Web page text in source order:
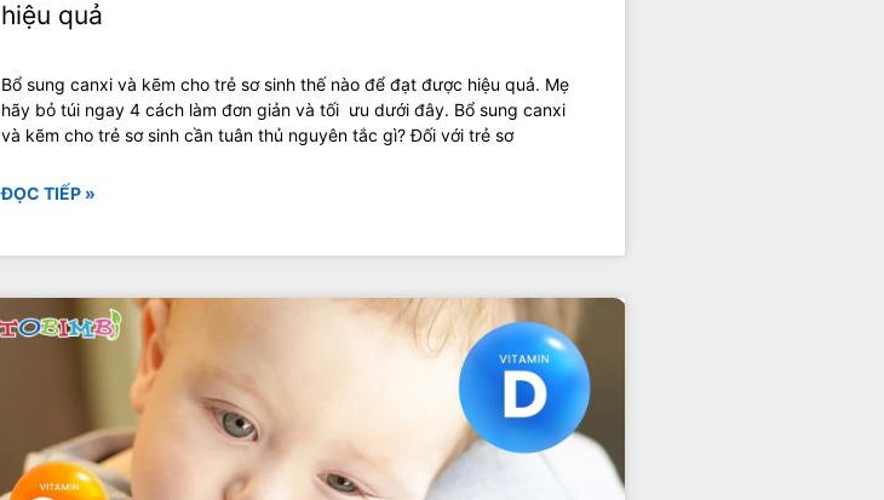
hiệu quả
Bổ sung canxi và kẽm cho trẻ sơ sinh thế nào để đạt được hiệu quả. Mẹ
hãy bỏ túi ngay 4 cách làm đơn giản và tối ưu dưới đây. Bổ sung canxi
và kẽm cho trẻ sơ sinh cần tuân thủ nguyên tắc gì? Đối với trẻ sơ
ĐỌC TIẾP »